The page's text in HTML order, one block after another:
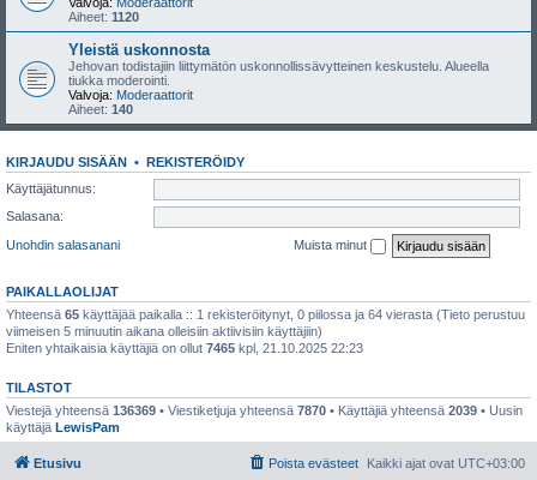
Aiheet: 1120
Yleistä uskonnosta
Jehovan todistajiin liittymätön uskonnollissävytteinen keskustelu. Alueella
tiukka moderointi.
Valvoja: Moderaattorit
Aiheet: 140
KIRJAUDU SISÄÄN • REKISTERÖIDY
Käyttäjätunnus:
Salasana:
Unohdin salasanani
Muista minut
PAIKALLAOLIJAT
Yhteensä 65 käyttäjää paikalla :: 1 rekisteröitynyt, 0 piilossa ja 64 vierasta (Tieto perustuu
viimeisen 5 minuutin aikana olleisiin aktiivisiin käyttäjiin)
Eniten yhtaikaisia käyttäjiä on ollut 7465 kpl, 21.10.2025 22:23
TILASTOT
Viestejä yhteensä 136369 • Viestiketjuja yhteensä 7870 • Käyttäjiä yhteensä 2039 • Uusin
käyttäjä LewisPam
Etusivu Kaikki ajat ovat UTC+03:00
Poista evästeet